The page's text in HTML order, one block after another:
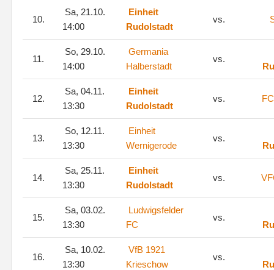
10.
Sa, 21.10.
14:00
Einheit
Rudolstadt
vs.
11.
So, 29.10.
14:00
Germania
Halberstadt
vs.
12.
Sa, 04.11.
13:30
Einheit
Rudolstadt
vs.
13.
So, 12.11.
13:30
Einheit
Wernigerode
vs.
14.
Sa, 25.11.
13:30
Einheit
Rudolstadt
vs.
15.
Sa, 03.02.
13:30
Ludwigsfelder
FC
vs.
16.
Sa, 10.02.
13:30
VfB 1921
Krieschow
vs.